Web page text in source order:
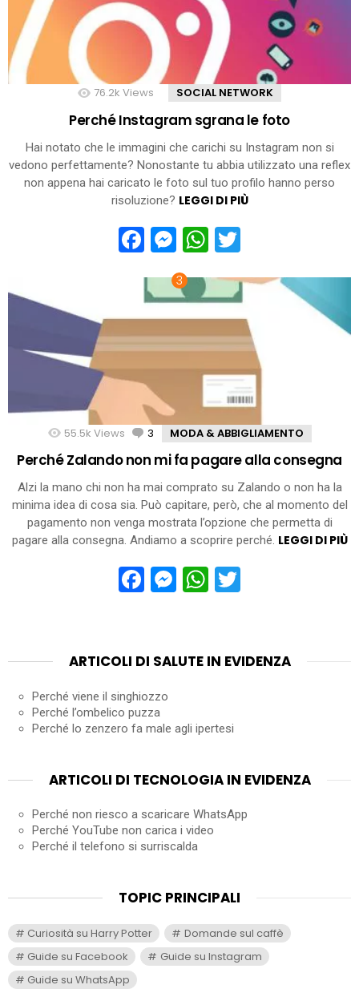
76.2k Views SOCIAL NETWORK
Perché Instagram sgrana le foto
Hai notato che le immagini che carichi su Instagram non si
vedono perfettamente? Nonostante tu abbia utilizzato una reflex
non appena hai caricato le foto sul tuo profilo hanno perso
risoluzione? LEGGI DI PIÙ
Facebook
Messenger
WhatsApp
55.5k Views 3 Comments
MODA & ABBIGLIAMENTO
Perché Zalando non mi fa pagare alla consegna
Alzi la mano chi non ha mai comprato su Zalando o non ha la
minima idea di cosa sia. Può capitare, però, che al momento del
pagamento non venga mostrata l’opzione che permetta di
pagare alla consegna. Andiamo a scoprire perché. LEGGI DI PIÙ
Facebook
Messenger
WhatsApp
ARTICOLI DI SALUTE IN EVIDENZA
Perché viene il singhiozzo
Perché l’ombelico puzza
Perché lo zenzero fa male agli ipertesi
ARTICOLI DI TECNOLOGIA IN EVIDENZA
Perché non riesco a scaricare WhatsApp
Perché YouTube non carica i video
Perché il telefono si surriscalda
TOPIC PRINCIPALI
Curiosità su Harry Potter
Domande sul caffè
Guide su Facebook
Guide su Instagram
Guide su WhatsApp